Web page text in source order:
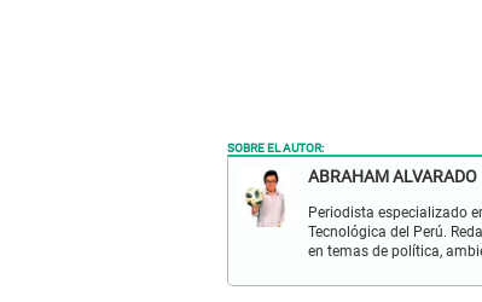
SOBRE EL AUTOR:
ABRAHAM ALVARADO
Periodista especializado
Tecnológica del Perú.
en temas de política,